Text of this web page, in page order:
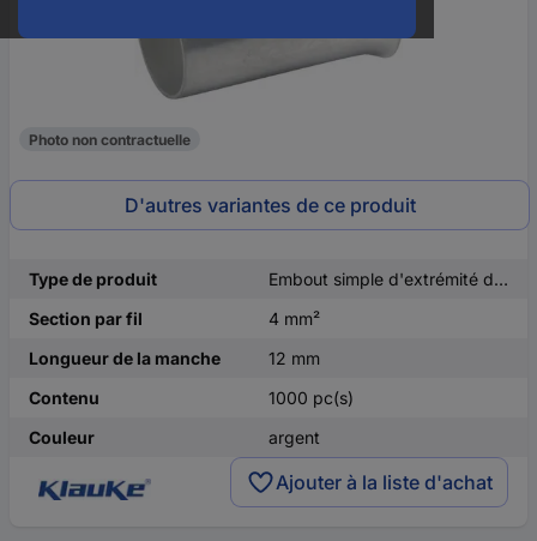
Photo non contractuelle
D'autres variantes de ce produit
Type de produit
Embout simple d'extrémité de câble
Section par fil
4 mm²
Longueur de la manche
12 mm
Contenu
1000 pc(s)
Couleur
argent
Ajouter à la liste d'achat